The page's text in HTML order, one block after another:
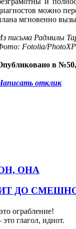
можно
мгновенно
письма Радмилы
Fotolia/
в №50,
отклик
ОНА
ДО
ограбление!
это глагол, идиот.